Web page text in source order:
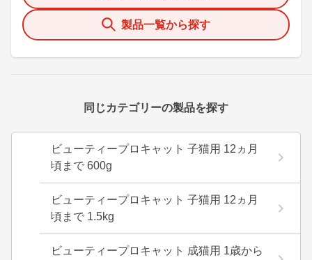
製品一覧から探す
同じカテゴリーの製品を探す
ビューティープロキャット 子猫用 12ヵ月
頃まで 600g
ビューティープロキャット 子猫用 12ヵ月
頃まで 1.5kg
ビューティープロキャット 成猫用 1歳から